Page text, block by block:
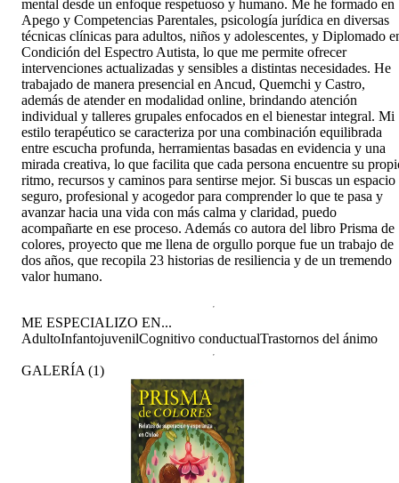
mental desde un enfoque respetuoso y humano. Me he formado en
Apego y Competencias Parentales, psicología jurídica en diversas
técnicas clínicas para adultos, niños y adolescentes, y Diplomado
Condición del Espectro Autista, lo que me permite ofrecer
intervenciones actualizadas y sensibles a distintas necesidades. He
trabajado de manera presencial en Ancud, Quemchi y Castro,
además de atender en modalidad online, brindando atención
individual y talleres grupales enfocados en el bienestar integral. Mi
estilo terapéutico se caracteriza por una combinación equilibrada
entre escucha profunda, herramientas basadas en evidencia y una
mirada creativa, lo que facilita que cada persona encuentre su
ritmo, recursos y caminos para sentirse mejor. Si buscas un espacio
seguro, profesional y acogedor para comprender lo que te pasa y
avanzar hacia una vida con más calma y claridad, puedo
acompañarte en ese proceso. Además co autora del libro Prisma de
colores, proyecto que me llena de orgullo porque fue un trabajo de
dos años, que recopila 23 historias de resiliencia y de un tremendo
valor humano.
ME ESPECIALIZO EN...
AdultoInfantojuvenilCognitivo conductualTrastornos del ánimo
GALERÍA (1)